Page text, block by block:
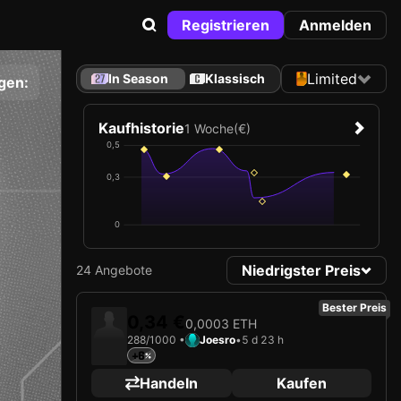
Registrieren Anmelden
In Season Klassisch Limited
Kaufhistorie1 Woche(€)
0
0,3
0,5
24 Angebote Niedrigster Preis
Bester Preis
0,0003 ETH
288/1000 • Joesro•5 d 23 h
+6
Handeln Kaufen